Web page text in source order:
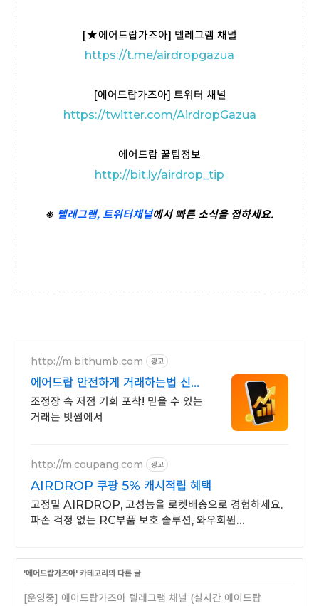
[★에어드랍가즈아] 텔레그램 채널
https://t.me/airdropgazua
[에어드랍가즈아] 트위터 채널
https://twitter.com/AirdropGazua
에어드랍 꿀팁정보
http://bit.ly/airdrop_tip
※ 텔레그램, 트위터채널에서 빠른 소식을 접하세요.
http://m.bithumb.com 광고
에어드랍 안전하게 거래하는법 신규
가입 시 5만원 혜택
조정장 속 저점 기회 포착! 믿을 수 있는
거래는 빗썸에서
http://m.coupang.com 광고
AIRDROP 쿠팡 5% 캐시적립 혜택
고정밀 AIRDROP, 고성능을 로켓배송으로 경험하세요.
파손 걱정 없는 RC부품 보호 솔루션, 와우회원
'에어드랍가즈아' 카테고리의 다른 글
[운영중] 에어드랍가즈아 텔레그램 채널 (실시간 에어드랍